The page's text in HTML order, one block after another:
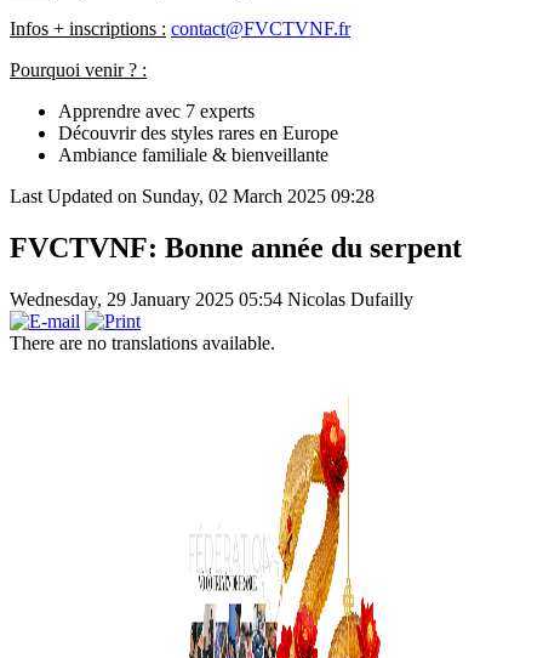
Infos + inscriptions : contact@FVCTVNF.fr
Pourquoi venir ? :
Apprendre avec 7 experts
Découvrir des styles rares en Europe
Ambiance familiale & bienveillante
Last Updated on Sunday, 02 March 2025 09:28
FVCTVNF: Bonne année du serpent
Wednesday, 29 January 2025 05:54 Nicolas Dufailly
There are no translations available.